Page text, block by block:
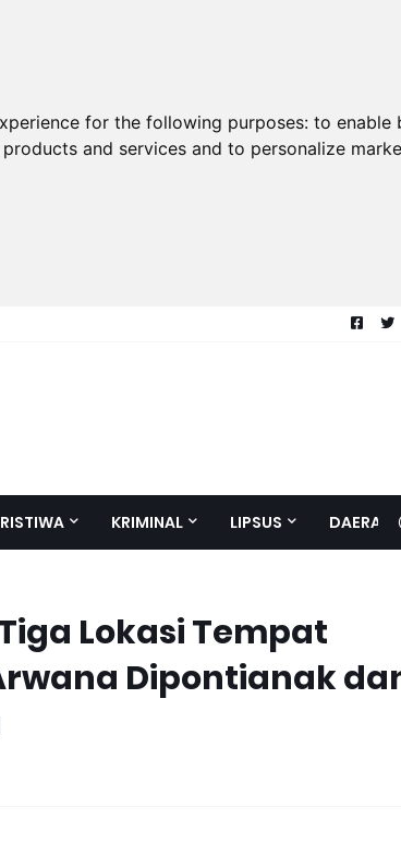
for the following purposes: to enable
and services and to personalize
KRIMINAL LIPSUS DAERAH
Tiga Lokasi Tempat
Dipontianak